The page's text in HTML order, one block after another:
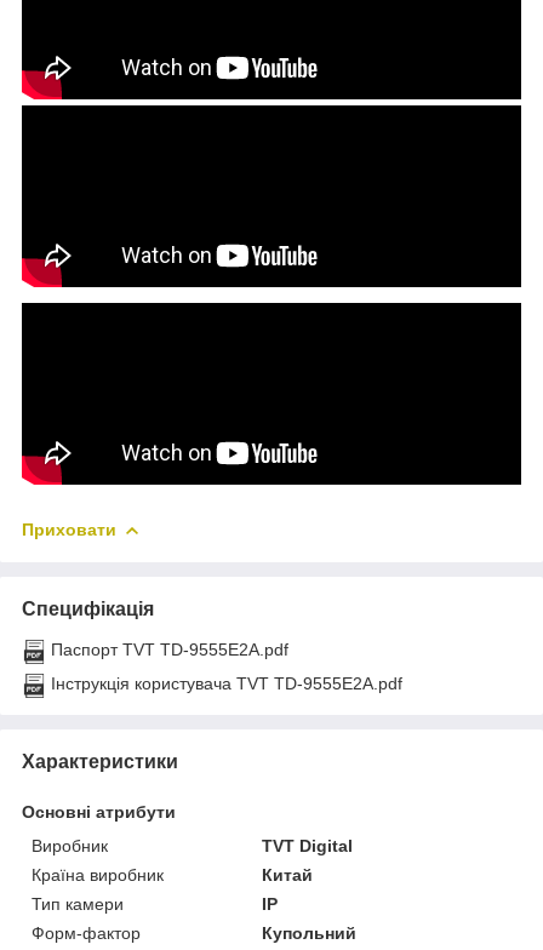
Приховати
Специфікація
Паспорт TVT TD-9555E2A.pdf
Інструкція користувача TVT TD-9555E2A.pdf
Характеристики
Основні атрибути
Виробник
TVT Digital
Країна виробник
Китай
Тип камери
IP
Форм-фактор
Купольний